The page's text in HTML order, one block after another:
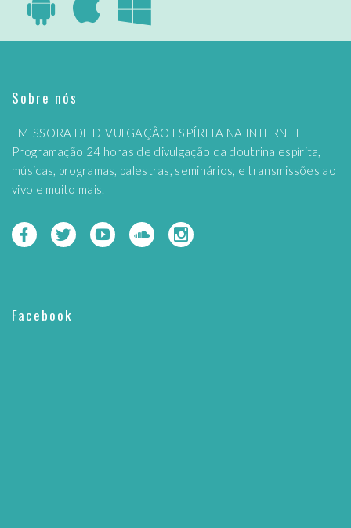
Sobre nós
EMISSORA DE DIVULGAÇÃO ESPÍRITA NA INTERNET
Programação 24 horas de divulgação da doutrina espírita,
músicas, programas, palestras, seminários, e transmissões ao
vivo e muito mais.
Facebook